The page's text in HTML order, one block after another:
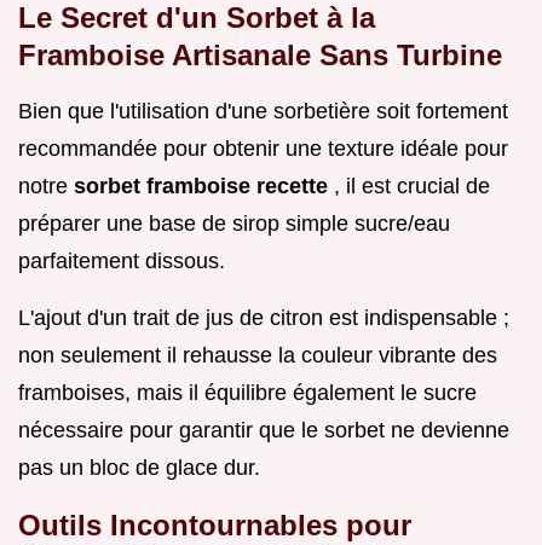
Le Secret d'un Sorbet à la
Framboise Artisanale Sans Turbine
Bien que l'utilisation d'une sorbetière soit fortement
recommandée pour obtenir une texture idéale pour
notre sorbet framboise recette , il est crucial de
préparer une base de sirop simple sucre/eau
parfaitement dissous.
L'ajout d'un trait de jus de citron est indispensable ;
non seulement il rehausse la couleur vibrante des
framboises, mais il équilibre également le sucre
nécessaire pour garantir que le sorbet ne devienne
pas un bloc de glace dur.
Outils Incontournables pour